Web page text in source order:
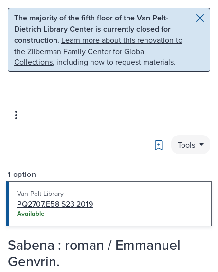
Skip to main content Skip to search
The majority of the fifth floor of the Van Pelt-
Dietrich Library Center is currently closed for
construction. Learn more about this renovation to
the Zilberman Family Center for Global
Collections, including how to request materials.
Bookmark
Tools
1 option
Van Pelt Library
PQ2707.E58 S23 2019
Available
Sabena : roman / Emmanuel
Genvrin.